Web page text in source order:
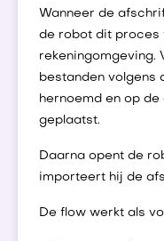
Wanneer de
de robot dit proces
rekeningomgeving.
bestanden volgens
hernoemd en op
geplaatst.
Daarna opent de
importeert hij de
De flow werkt als